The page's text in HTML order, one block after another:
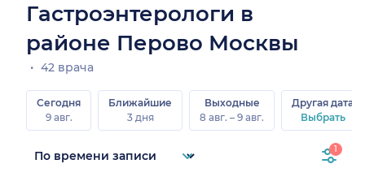
Гастроэнтерологи в
районе Перово Москвы
42 врача
Сегодня
9 авг.
Ближайшие
3 дня
Выходные
8 авг. – 9 авг.
Другая дата
Выбрать
1